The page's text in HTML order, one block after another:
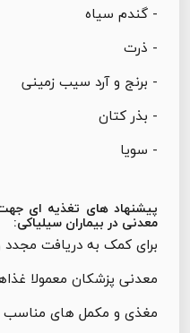
- گندم سیاه
- ذرت
- برنج و آرد سیب زمینی
- بذر کتان
- سویا
پیشنهاد های تغذیه ای
معدنی در بیماران سیلیاکی:
برای کمک به دریافت مجدد
معدنی پزشکان معمولا
مغذی و مکمل های مناسب